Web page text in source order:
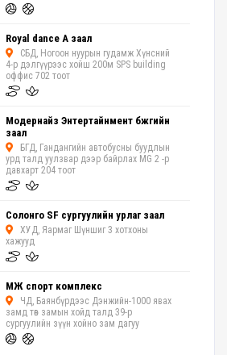
Royal dance A заал
СБД, Ногоон нуурын гудамж Хүнсний
4-р дэлгүүрээс хойш 200м SPS building
оффис 702 тоот
Модернайз Энтертайнмент бүжгийн
заал
БГД, Гандангийн автобусны буудлын
урд талд уулзвар дээр байрлах MG 2 -р
давхарт 204 тоот
Солонго SF сургуулийн урлаг заал
ХУД, Яармаг Шүншиг 3 хотхоны
хажууд
МЖ спорт комплекс
ЧД, Баянбүрдээс Дэнжийн-1000 явах
замд төв замын хойд талд 39-р
сургуулийн зүүн хойно зам дагуу